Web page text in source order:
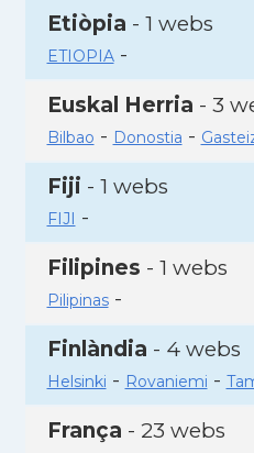
Etiòpia - 1 webs
ETIOPIA-
Euskal Herria - 3
Bilbao - Donostia -
Fiji - 1 webs
FIJI -
Filipines - 1 webs
Pilipinas-
Finlàndia - 4 webs
Helsinki - Rovaniemi -
França - 23 webs